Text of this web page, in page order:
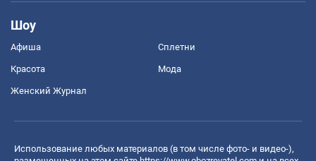
Шоу
Афиша Сплетни
Красота Мода
Женский Журнал
Использование любых материалов (в том числе фото- и видео-),